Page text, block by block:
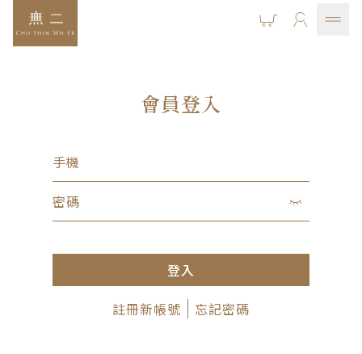
會員登入
手機
密碼
登入
註冊新帳號
忘記密碼